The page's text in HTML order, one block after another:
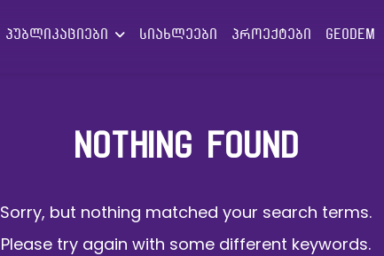
პუბლიკაციები სიახლეები პროექტები GEODEM
NOTHING FOUND
Sorry, but nothing matched your search terms.
Please try again with some different keywords.